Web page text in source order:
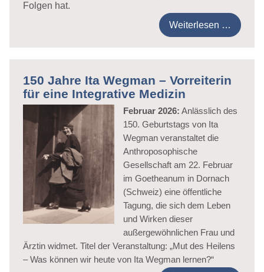
Folgen hat.
Weiterlesen …
150 Jahre Ita Wegman – Vorreiterin
für eine Integrative Medizin
Februar 2026: Anlässlich des
150. Geburtstags von Ita
Wegman veranstaltet die
Anthroposophische
Gesellschaft am 22. Februar
im Goetheanum in Dornach
(Schweiz) eine öffentliche
Tagung, die sich dem Leben
und Wirken dieser
außergewöhnlichen Frau und
Ärztin widmet. Titel der Veranstaltung: „Mut des Heilens
– Was können wir heute von Ita Wegman lernen?“